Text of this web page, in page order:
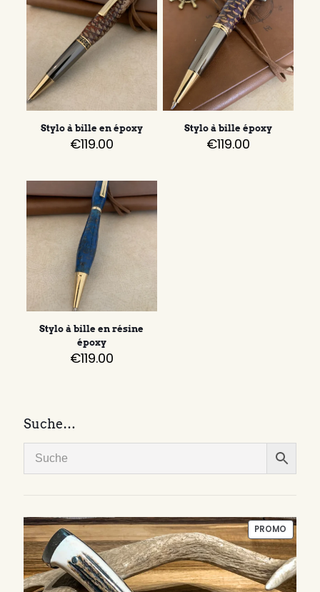
Stylo à bille en époxy
€119.00
Stylo à bille époxy
€119.00
Stylo à bille en résine
époxy
€119.00
Suche…
PROMO
EN